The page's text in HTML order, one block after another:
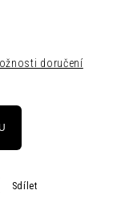
doručení
Sdílet